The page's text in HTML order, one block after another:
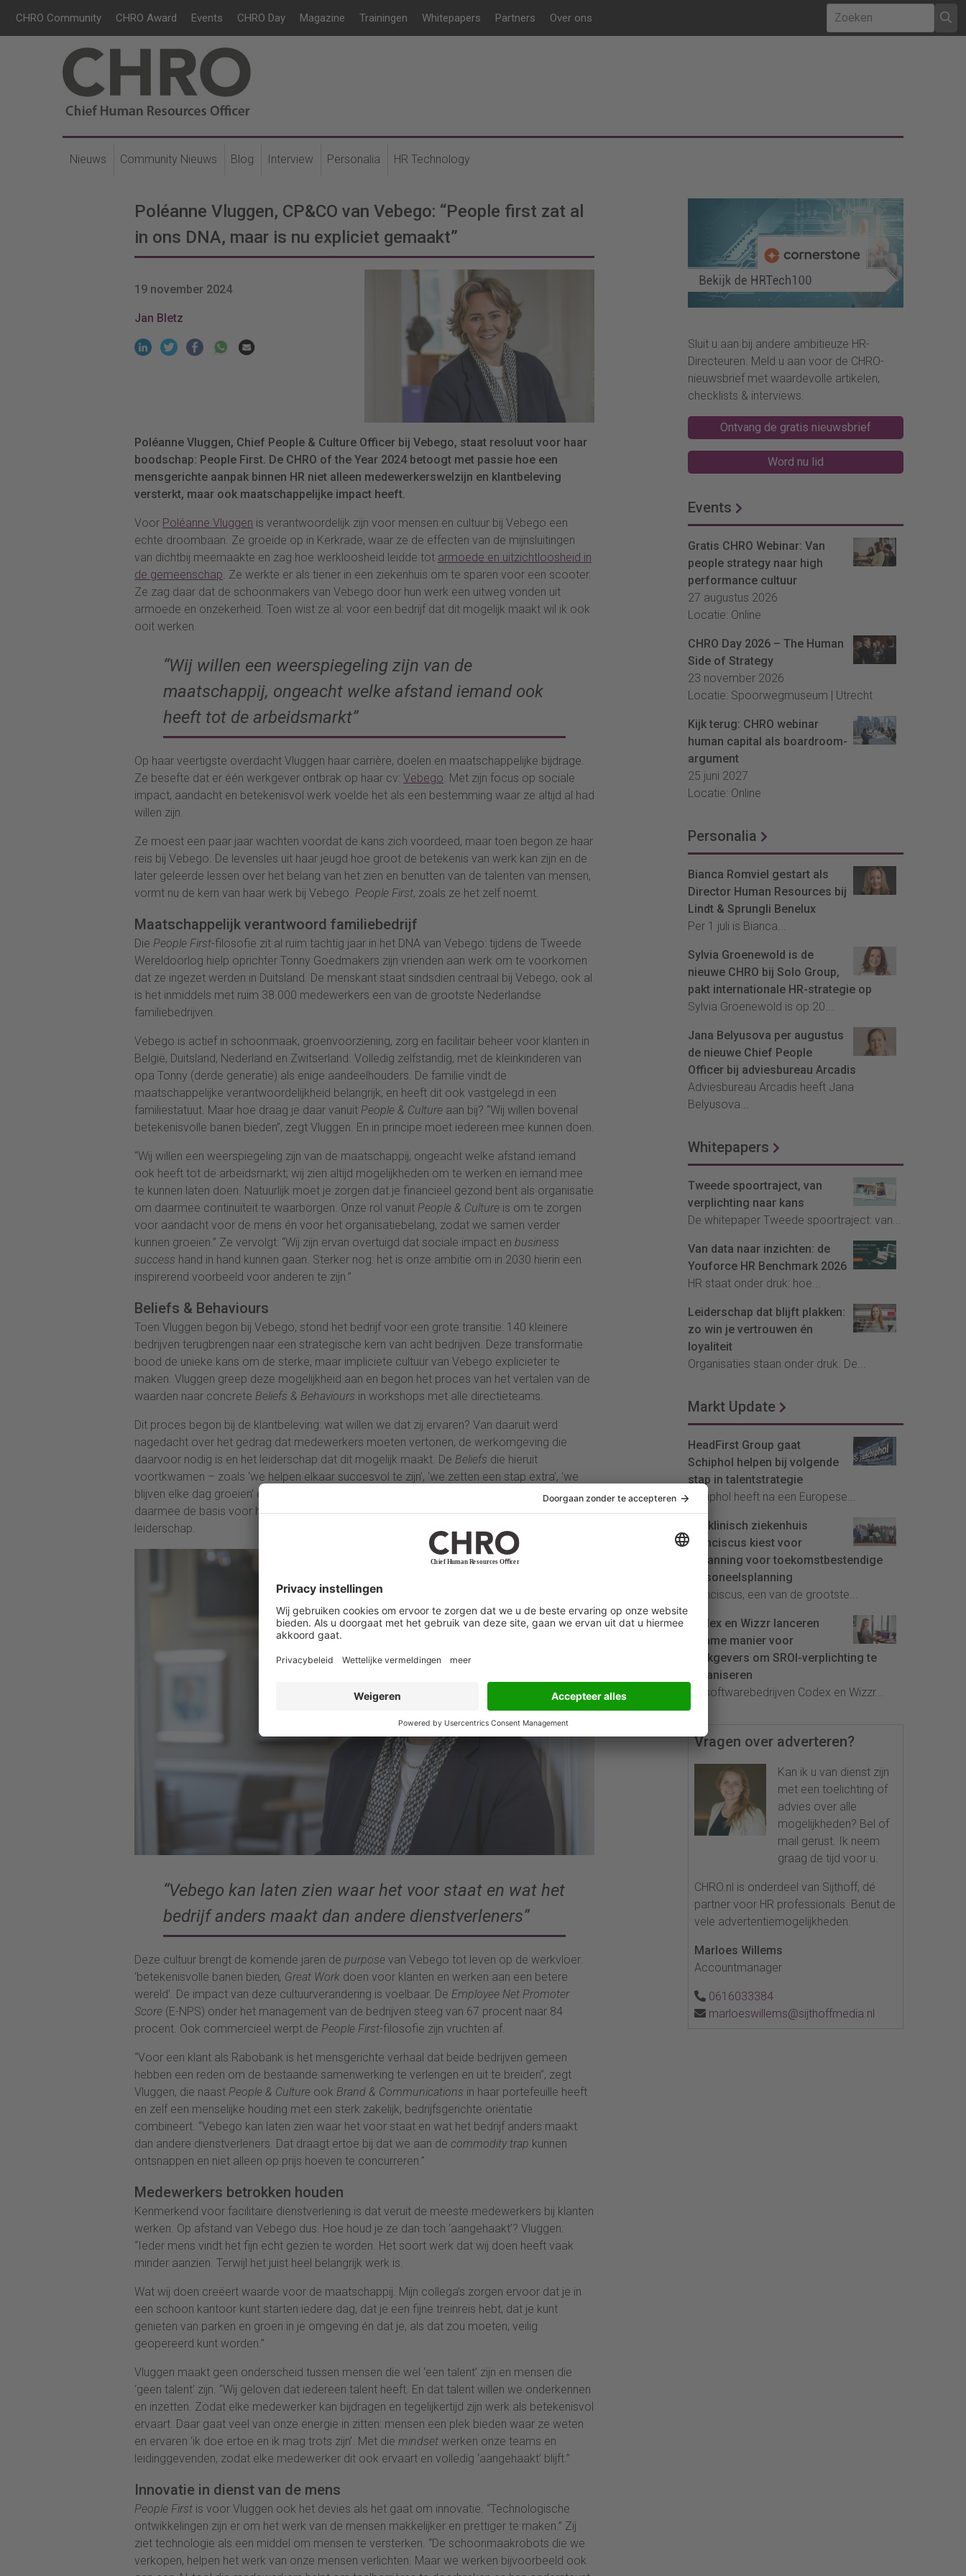
CHRO Community CHRO Award Events CHRO Day Magazine Trainingen Whitepapers Partners Over ons
Nieuws Community Nieuws Blog Interview Personalia HR Technology
Poléanne Vluggen, CP&CO van Vebego: “People first zat al
in ons DNA, maar is nu expliciet gemaakt”
19 november 2024
Jan Bletz
Poléanne Vluggen, Chief People & Culture Officer bij Vebego, staat resoluut voor haar
boodschap: People First. De CHRO of the Year 2024 betoogt met passie hoe een
mensgerichte aanpak binnen HR niet alleen medewerkerswelzijn en klantbeleving
versterkt, maar ook maatschappelijke impact heeft.
Voor Poléanne Vluggen is verantwoordelijk zijn voor mensen en cultuur bij Vebego een
echte droombaan. Ze groeide op in Kerkrade, waar ze de effecten van de mijnsluitingen
van dichtbij meemaakte en zag hoe werkloosheid leidde tot armoede en uitzichtloosheid in
de gemeenschap . Ze werkte er als tiener in een ziekenhuis om te sparen voor een scooter.
Ze zag daar dat de schoonmakers van Vebego door hun werk een uitweg vonden uit
armoede en onzekerheid. Toen wist ze al: voor een bedrijf dat dit mogelijk maakt wil ik ook
ooit werken
“Wij willen een weerspiegeling zijn van de
maatschappij, ongeacht welke afstand iemand ook
heeft tot de arbeidsmarkt”
Op haar veertigste overdacht Vluggen haar carrière, doelen en maatschappelijke bijdrage.
Ze besefte dat er één werkgever ontbrak op haar cv: Vebego . Met zijn focus op sociale
impact, aandacht en betekenisvol werk voelde het als een bestemming waar ze altijd al had
willen zijn.
Ze moest een paar jaar wachten voordat de kans zich voordeed, maar toen begon ze haar
reis bij Vebego. De levensles uit haar jeugd hoe groot de betekenis van werk kan zijn en de
later geleerde lessen over het belang van het zien en benutten van de talenten van mensen,
vormt nu de kern van haar werk bij Vebego. People First, zoals ze het zelf noemt.
Maatschappelijk verantwoord familiebedrijf
Die People First-filosofie zit al ruim tachtig jaar in het DNA van Vebego: tijdens de Tweede
Wereldoorlog hielp oprichter Tonny Goedmakers zijn vrienden aan werk om te voorkomen
dat ze ingezet werden in Duitsland. De menskant staat sindsdien centraal bij Vebego, ook al
is het inmiddels met ruim 38.000 medewerkers een van de grootste Nederlandse
familiebedrijven.
Vebego is actief in schoonmaak, groenvoorziening, zorg en facilitair beheer voor klanten in
België, Duitsland, Nederland en Zwitserland. Volledig zelfstandig, met de kleinkinderen van
opa Tonny (derde generatie) als enige aandeelhouders. De familie vindt de
maatschappelijke verantwoordelijkheid belangrijk, en heeft dit ook vastgelegd in een
familiestatuut. Maar hoe draag je daar vanuit People & Culture aan bij? “Wij willen bovenal
betekenisvolle banen bieden”, zegt Vluggen. En in principe moet iedereen mee kunnen doen.
“Wij willen een weerspiegeling zijn van de maatschappij, ongeacht welke afstand iemand
ook heeft tot de arbeidsmarkt; wij zien altijd mogelijkheden om te werken en iemand mee
te kunnen laten doen. Natuurlijk moet je zorgen dat je financieel gezond bent als organisatie
om daarmee continuïteit te waarborgen. Onze rol vanuit People & Culture is om te zorgen
voor aandacht voor de mens én voor het organisatiebelang, zodat we samen verder
kunnen groeien.” Ze vervolgt: “Wij zijn ervan overtuigd dat sociale impact en business
success hand in hand kunnen gaan. Sterker nog: het is onze ambitie om in 2030 hierin een
inspirerend voorbeeld voor anderen te zijn.”
Beliefs & Behaviours
Toen Vluggen begon bij Vebego, stond het bedrijf voor een grote transitie: 140 kleinere
bedrijven terugbrengen naar een strategische kern van acht bedrijven. Deze transformatie
bood de unieke kans om de sterke, maar impliciete cultuur van Vebego explicieter te
maken. Vluggen greep deze mogelijkheid aan en begon het proces van het vertalen van de
waarden naar concrete Beliefs & Behaviours in workshops met alle directieteams.
Dit proces begon bij de klantbeleving: wat willen we dat zij ervaren? Van daaruit werd
nagedacht over het gedrag dat medewerkers moeten vertonen, de werkomgeving die
daarvoor nodig is en het leiderschap dat dit mogelijk maakt. De Beliefs die hieruit
voortkwamen – zoals ‘we helpen elkaar succesvol te zijn’, ‘we zetten een stap extra’, ‘we
blijven elke dag groeien’ en ‘we doen alles met aandacht en betrokkenheid’ – vormen
daarmee de basis voor het gedrag van medewerkers, de werkomgeving en het
leiderschap.
“Vebego kan laten zien waar het voor staat en wat het
bedrijf anders maakt dan andere dienstverleners”
Deze cultuur brengt de komende jaren de purpose van Vebego tot leven op de werkvloer:
‘betekenisvolle banen bieden, Great Work doen voor klanten en werken aan een betere
wereld’. De impact van deze cultuurverandering is voelbaar. De Employee Net Promoter
Score (E-NPS) onder het management van de bedrijven steeg van 67 procent naar 84
procent. Ook commercieel werpt de People First-filosofie zijn vruchten af.
“Voor een klant als Rabobank is het mensgerichte verhaal dat beide bedrijven gemeen
hebben een reden om de bestaande samenwerking te verlengen en uit te breiden”, zegt
Vluggen, die naast People & Culture ook Brand & Communications in haar portefeuille heeft
en zelf een menselijke houding met een sterk zakelijk, bedrijfsgerichte oriëntatie
combineert. “Vebego kan laten zien waar het voor staat en wat het bedrijf anders maakt
dan andere dienstverleners. Dat draagt ertoe bij dat we aan de commodity trap kunnen
ontsnappen en niet alleen op prijs hoeven te concurreren.”
Medewerkers betrokken houden
Kenmerkend voor facilitaire dienstverlening is dat veruit de meeste medewerkers bij klanten
werken. Op afstand van Vebego dus. Hoe houd je ze dan toch ‘aangehaakt’? Vluggen:
“Ieder mens vindt het fijn echt gezien te worden. Het soort werk dat wij doen heeft vaak
minder aanzien. Terwijl het juist heel belangrijk werk is.
Wat wij doen creëert waarde voor de maatschappij. Mijn collega’s zorgen ervoor dat je in
een schoon kantoor kunt starten iedere dag, dat je een fijne treinreis hebt, dat je kunt
genieten van parken en groen in je omgeving én dat je, als dat zou moeten, veilig
geopereerd kunt worden.”
Vluggen maakt geen onderscheid tussen mensen die wel ‘een talent’ zijn en mensen die
‘geen talent’ zijn. “Wij geloven dat iedereen talent heeft. En dat talent willen we onderkennen
en inzetten. Zodat elke medewerker kan bijdragen en tegelijkertijd zijn werk als betekenisvol
ervaart. Daar gaat veel van onze energie in zitten: mensen een plek bieden waar ze weten
en ervaren ‘ik doe ertoe en ik mag trots zijn’. Met die mindset werken onze teams en
leidinggevenden, zodat elke medewerker dit ook ervaart en volledig ‘aangehaakt’ blijft.”
Innovatie in dienst van de mens
People First is voor Vluggen ook het devies als het gaat om innovatie. “Technologische
ontwikkelingen zijn er om het werk van de mensen makkelijker en prettiger te maken.” Zij
ziet technologie als een middel om mensen te versterken. “De schoonmaakrobots die we
verkopen, helpen het werk van onze mensen verlichten. Maar we werken bijvoorbeeld ook
Sluit u aan bij andere ambitieuze HR-
Directeuren. Meld u aan voor de CHRO-
nieuwsbrief met waardevolle artikelen,
checklists & interviews.
Ontvang de gratis nieuwsbrief
Word nu lid
Events
Gratis CHRO Webinar: Van
people strategy naar high
performance cultuur
27 augustus 2026
Locatie: Online
CHRO Day 2026 – The Human
Side of Strategy
23 november 2026
Locatie: Spoorwegmuseum | Utrecht
Kijk terug: CHRO webinar
human capital als boardroom-
argument
25 juni 2027
Locatie: Online
Personalia
Bianca Romviel gestart als
Director Human Resources bij
Lindt & Sprungli Benelux
Per 1 juli is Bianca...
Sylvia Groenewold is de
nieuwe CHRO bij Solo Group,
pakt internationale HR-strategie op
Sylvia Groenewold is op 20...
Jana Belyusova per augustus
de nieuwe Chief People
Officer bij adviesbureau Arcadis
Adviesbureau Arcadis heeft Jana
Belyusova...
Whitepapers
Tweede spoortraject, van
verplichting naar kans
De whitepaper Tweede spoortraject: van...
Van data naar inzichten: de
Youforce HR Benchmark 2026
HR staat onder druk: hoe...
Leiderschap dat blijft plakken:
zo win je vertrouwen én
loyaliteit
Organisaties staan onder druk. De...
Markt Update
HeadFirst Group gaat
Schiphol helpen bij volgende
stap in talentstrategie
Schiphol heeft na een Europese...
Topklinisch ziekenhuis
Franciscus kiest voor
InPlanning voor toekomstbestendige
personeelsplanning
Franciscus, een van de grootste...
Codex en Wizzr lanceren
slimme manier voor
werkgevers om SROI-verplichting te
organiseren
De softwarebedrijven Codex en Wizzr...
Vragen over adverteren?
Kan ik u van dienst zijn
met een toelichting of
advies over alle
mogelijkheden? Bel of
mail gerust. Ik neem
graag de tijd voor u.
CHRO.nl is onderdeel van Sijthoff, dé
partner voor HR professionals. Benut de
vele advertentiemogelijkheden.
Marloes Willems
Accountmanager
0616033384
marloeswillems@sijthoffmedia.nl